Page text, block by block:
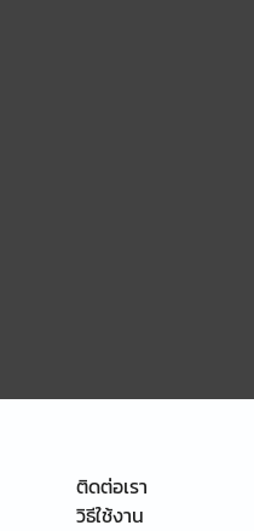
ติดต่อเรา
วิธีใช้งาน